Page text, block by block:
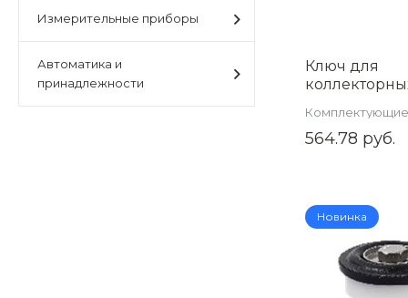
Измерительные приборы
Автоматика и
принадлежности
Ключ для
022427
коллекторной
564.78 руб.
Новинка